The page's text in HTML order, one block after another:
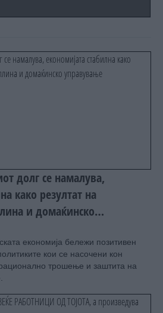
долг се намалува,
како резултат на
и домаќинско
економија бележи позитивен
кои се насочени кон
трошење и заштита на